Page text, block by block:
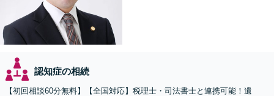
認知症の相続
【初回相談60分無料】【全国対応】税理士・司法書士と連携可能！遺